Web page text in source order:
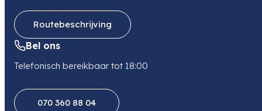
0624398149
Routebeschrijving
Bel ons
Telefonisch bereikbaar tot 18:00
070 360 88 04